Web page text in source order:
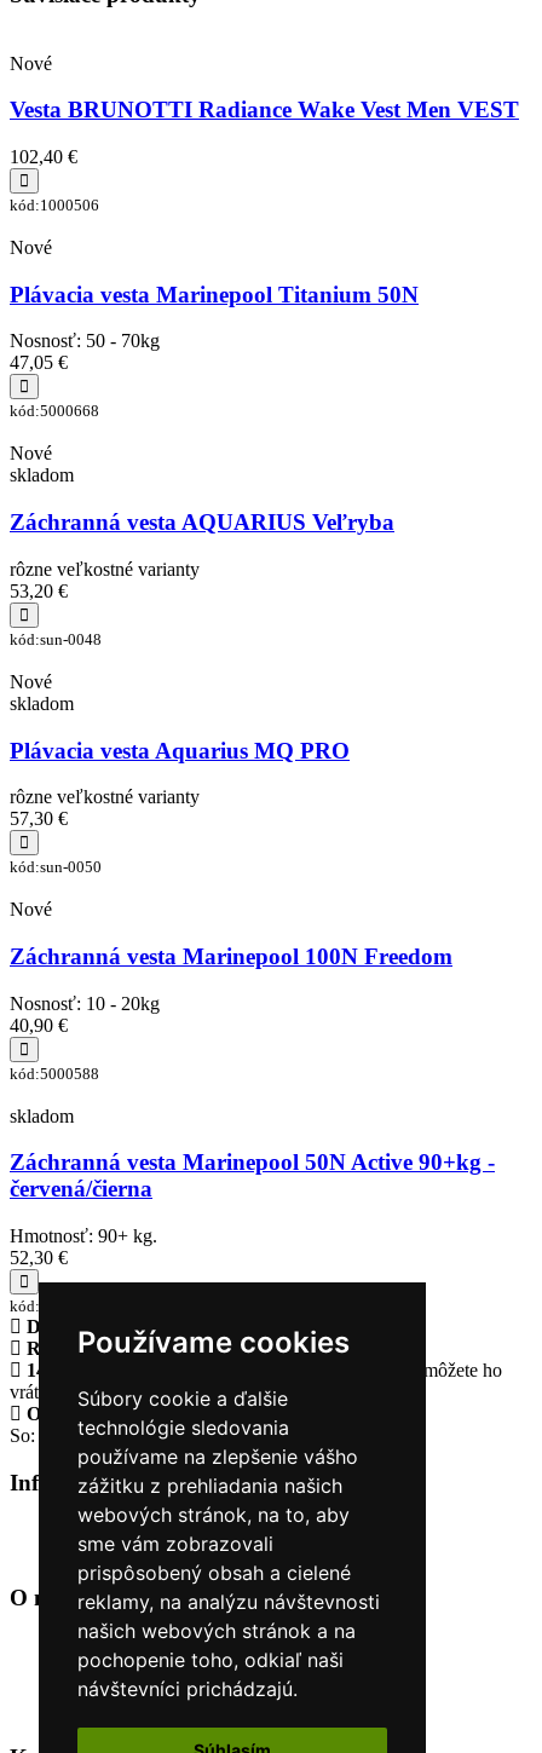
Používame cookies
Súbory cookie a ďalšie
technológie sledovania
používame na zlepšenie vášho
zážitku z prehliadania našich
webových stránok, na to, aby
sme vám zobrazovali
prispôsobený obsah a cielené
reklamy, na analýzu návštevnosti
našich webových stránok a na
pochopenie toho, odkiaľ naši
návštevníci prichádzajú.
Nové
Vesta BRUNOTTI Radiance Wake Vest Men VEST
102,40 €
kód:1000506
Nové
Plávacia vesta Marinepool Titanium 50N
Nosnosť: 50 - 70kg
47,05 €
kód:5000668
Nové
skladom
Záchranná vesta AQUARIUS Veľryba
rôzne veľkostné varianty
53,20 €
kód:sun-0048
Nové
skladom
Plávacia vesta Aquarius MQ PRO
rôzne veľkostné varianty
57,30 €
kód:sun-0050
Nové
Záchranná vesta Marinepool 100N Freedom
Nosnosť: 10 - 20kg
40,90 €
kód:5000588
skladom
Záchranná vesta Marinepool 50N Active 90+kg -
červená/čierna
Hmotnosť: 90+ kg.
52,30 €
kód:MP-5000670-90-RB
Doprava zadarmo
pri objednávke nad 230€
Rýchle dodanieTovar Vám odošleme do 24 hodín
14 Dní na vrátenie tovaru
Ak Vám tovar nesadne, môžete ho
vrátiť
Otvorené celý týždeň
Po - pia: 8:30 - 16:30
So: 9:00 - 12:00
Informácie+
O nás
Kontakt
O nás +
Úvod
Obchodné podmienky
Nákup na splátky cez Quatro